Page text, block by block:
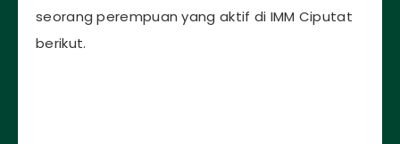
seorang perempuan yang aktif di IMM Ciputat
berikut.